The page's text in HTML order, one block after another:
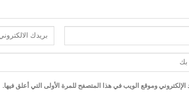
وموقع الويب في هذا المتصفح للمرة الأولى التي أعلق فيها.